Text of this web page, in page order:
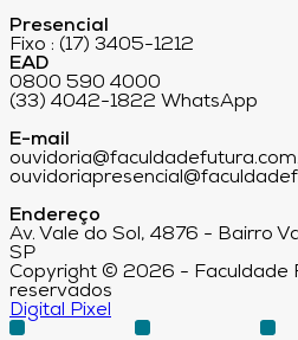
Presencial
Fixo : (17) 3405-1212
EAD
0800 590 4000
(33) 4042-1822 WhatsApp
E-mail
Endereço
Av. Vale do Sol, 4876 - Bairro
SP
Copyright © 2026 - Faculdade
reservados
Digital Pixel